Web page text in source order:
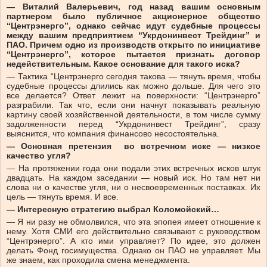
— Виталий Валерьевич, год назад вашим основным
партнером было публичное акционерное общество
“Центрэнерго”, однако сейчас идут судебные процессы
между вашим предприятием “Укрдонинвест Трейдинг” и
ПАО. Причем одно из производств открыто по инициативе
“Центрэнерго”, которое пытается признать договор
недействительным. Какое основание для такого иска?
— Тактика “Центрэнерго сегодня такова — тянуть время, чтобы
судебные процессы длились как можно дольше. Для чего это
все делается? Ответ лежит на поверхности: “Центрэнерго”
разграбили. Так что, если они начнут показывать реальную
картину своей хозяйственной деятельности, в том числе сумму
задолженности перед “Укрдонинвест Трейдинг”, сразу
выяснится, что компания финансово несостоятельна.
— Основная претензия во встречном иске — низкое
качество угля?
— На протяжении года они подали этих встречных исков штук
двадцать. На каждом заседании — новый иск. Но там нет ни
слова ни о качестве угля, ни о несвоевременных поставках. Их
цель — тянуть время. И все.
— Интересную стратегию выбрал Коломойский…
— Я ни разу не обмолвился, что эта эпопея имеет отношение к
нему. Хотя СМИ его действительно связывают с руководством
“Центрэнерго”. А кто ими управляет? По идее, это должен
делать Фонд госимущества. Однако он ПАО не управляет. Мы
же знаем, как проходила смена менеджмента.